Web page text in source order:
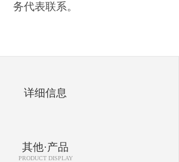
务代表联系。
详细信息
其他·产品
PRODUCT DISPLAY